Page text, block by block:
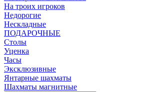
На троих игроков
Недорогие
Нескладные
ПОДАРОЧНЫЕ
Столы
Уценка
Часы
Эксклюзивные
Янтарные шахматы
Шахматы магнитные